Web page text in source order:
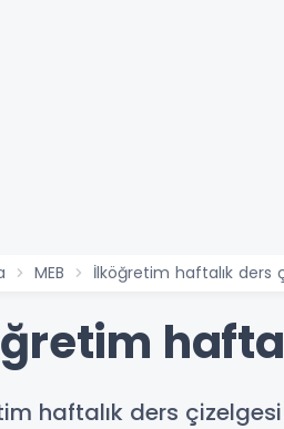
MEB İlköğretim haftalık ders
haftalık ders